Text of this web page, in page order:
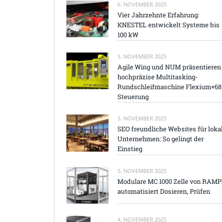
6. NOVEMBER 2025
Vier Jahrzehnte Erfahrung:
KNESTEL entwickelt Systeme bis
100 kW
5. NOVEMBER 2025
Agile Wing und NUM präsentieren
hochpräzise Multitasking-
Rundschleifmaschine Flexium+68
Steuerung
5. NOVEMBER 2025
SEO freundliche Websites für
Unternehmen: So gelingt der
Einstieg
5. NOVEMBER 2025
Modulare MC 1000 Zelle von
automatisiert Dosieren, Prüfen
4. NOVEMBER 2025